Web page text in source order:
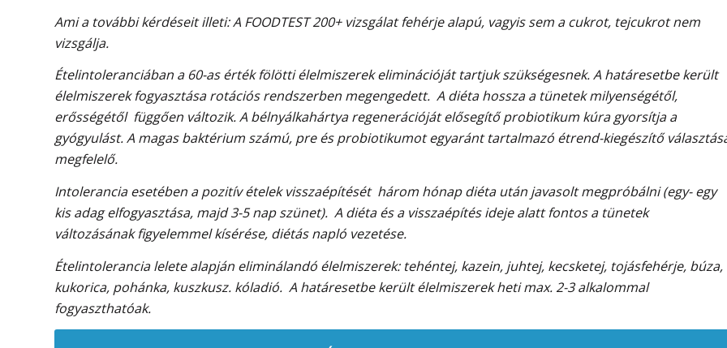
Ami a további kérdéseit illeti: A FOODTEST 200+ vizsgálat fehérje alapú, vagyis sem a cukrot, tejcukrot nem
vizsgálja.
Ételintoleranciában a 60-as érték fölötti élelmiszerek eliminációját tartjuk szükségesnek. A határesetbe került
élelmiszerek fogyasztása rotációs rendszerben megengedett. A diéta hossza a tünetek milyenségétől,
erősségétől függően változik. A bélnyálkahártya regenerációját elősegítő probiotikum kúra gyorsítja a
gyógyulást. A magas baktérium számú, pre és probiotikumot egyaránt tartalmazó étrend-kiegészítő
megfelelő.
Intolerancia esetében a pozitív ételek visszaépítését három hónap diéta után javasolt megpróbálni (egy- egy
kis adag elfogyasztása, majd 3-5 nap szünet). A diéta és a visszaépítés ideje alatt fontos a tünetek
változásának figyelemmel kísérése, diétás napló vezetése.
Ételintolerancia lelete alapján eliminálandó élelmiszerek: tehéntej, kazein, juhtej, kecsketej, tojásfehérje, búza,
kukorica, pohánka, kuszkusz. kóladió. A határesetbe került élelmiszerek heti max. 2-3 alkalommal
fogyaszthatóak.